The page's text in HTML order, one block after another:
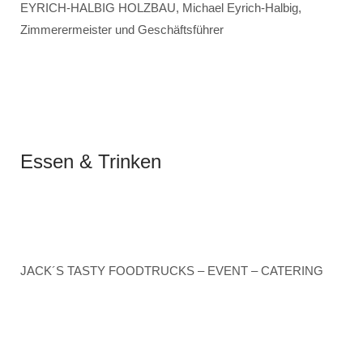
EYRICH-HALBIG HOLZBAU, Michael Eyrich-Halbig,
Zimmerermeister und Geschäftsführer
Essen & Trinken
JACK´S TASTY FOODTRUCKS – EVENT – CATERING